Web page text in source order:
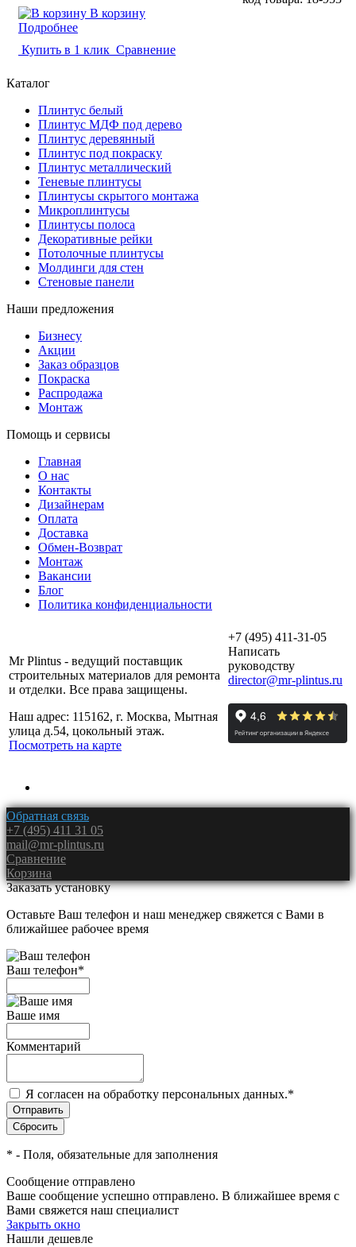
В корзину
Подробнее
Купить в 1 клик Сравнение
Каталог
Плинтус белый
Плинтус МДФ под дерево
Плинтус деревянный
Плинтус под покраску
Плинтус металлический
Теневые плинтусы
Плинтусы скрытого монтажа
Микроплинтусы
Плинтусы полоса
Декоративные рейки
Потолочные плинтусы
Молдинги для стен
Стеновые панели
Наши предложения
Бизнесу
Акции
Заказ образцов
Покраска
Распродажа
Монтаж
Помощь и сервисы
Главная
О нас
Контакты
Дизайнерам
Оплата
Доставка
Обмен-Возврат
Монтаж
Вакансии
Блог
Политика конфиденциальности
Mr Plintus - ведущий поставщик
строительных материалов для ремонта
и отделки. Все права защищены.
Наш адрес: 115162, г. Москва, Мытная
улица д.54, цокольный этаж.
Посмотреть на карте
+7 (495) 411-31-05
Написать
руководству
director@mr-plintus.ru
Обратная связь
+7 (495) 411 31 05
mail@mr-plintus.ru
Сравнение
Корзина
Заказать установку
Оставьте Ваш телефон и наш менеджер свяжется с Вами в
ближайшее рабочее время
Ваш телефон*
Ваше имя
Комментарий
Я согласен на обработку персональных данных.*
* - Поля, обязательные для заполнения
Сообщение отправлено
Ваше сообщение успешно отправлено. В ближайшее время с
Вами свяжется наш специалист
Закрыть окно
Нашли дешевле